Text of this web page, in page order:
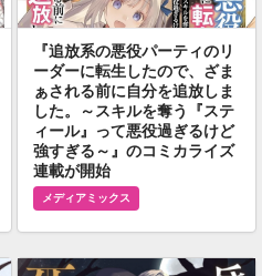
『追放系の悪役パーティのリ
ーダーに転生したので、ざま
ぁされる前に自分を追放しま
した。～スキルを奪う『ステ
ィール』って悪役過ぎるけど
強すぎる～』のコミカライズ
連載が開始
メディアミックス